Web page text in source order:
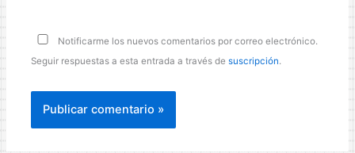
Notificarme los nuevos comentarios por correo electrónico.
Seguir respuestas a esta entrada a través desuscripción.